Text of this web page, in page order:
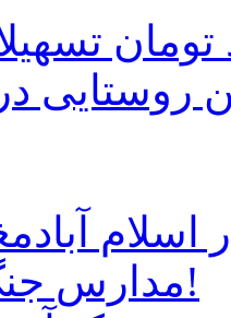
و ۴۸۰ میلیارد
در
مدارس جنگ زده است!